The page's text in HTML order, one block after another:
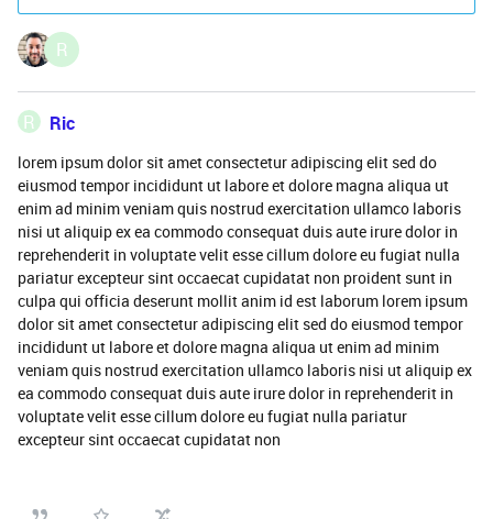
R
R Ric
lorem ipsum dolor sit amet consectetur adipiscing elit sed do
eiusmod tempor incididunt ut labore et dolore magna aliqua ut
enim ad minim veniam quis nostrud exercitation ullamco laboris
nisi ut aliquip ex ea commodo consequat duis aute irure dolor in
reprehenderit in voluptate velit esse cillum dolore eu fugiat nulla
pariatur excepteur sint occaecat cupidatat non proident sunt in
culpa qui officia deserunt mollit anim id est laborum lorem ipsum
dolor sit amet consectetur adipiscing elit sed do eiusmod tempor
incididunt ut labore et dolore magna aliqua ut enim ad minim
veniam quis nostrud exercitation ullamco laboris nisi ut aliquip ex
ea commodo consequat duis aute irure dolor in reprehenderit in
voluptate velit esse cillum dolore eu fugiat nulla pariatur
excepteur sint occaecat cupidatat non